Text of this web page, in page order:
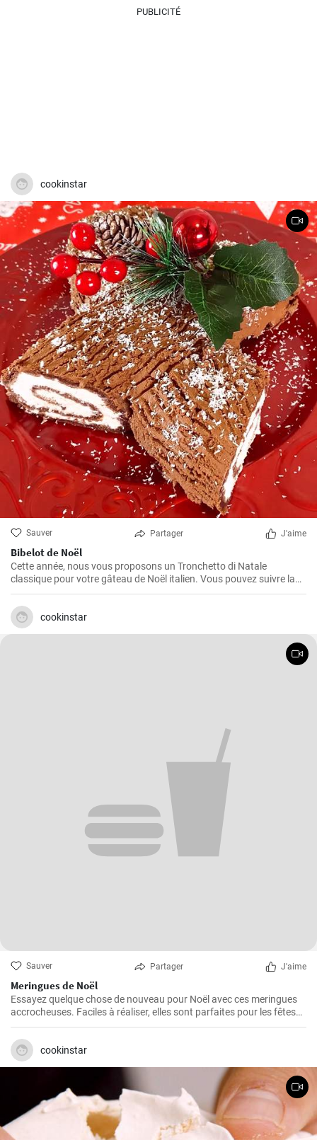
PUBLICITÉ
cookinstar
Sauver Partager J'aime
Bibelot de Noël
Cette année, nous vous proposons un Tronchetto di Natale
classique pour votre gâteau de Noël italien. Vous pouvez suivre la
recette ci-dessous ou créer votre propre version avec différentes
garnitures et décorations.
cookinstar
Sauver Partager J'aime
Meringues de Noël
Essayez quelque chose de nouveau pour Noël avec ces meringues
accrocheuses. Faciles à réaliser, elles sont parfaites pour les fêtes
de Noël. Vous pouvez changer le colorant alimentaire en fonction de
l'occasion.
cookinstar